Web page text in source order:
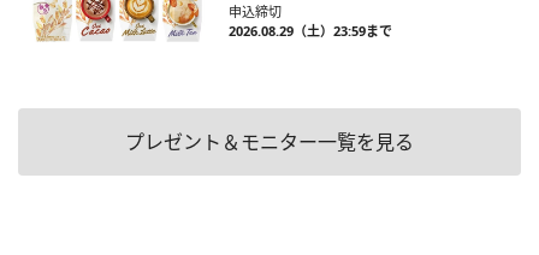
申込締切
2026.08.29（土）23:59まで
プレゼント＆モニター一覧を見る